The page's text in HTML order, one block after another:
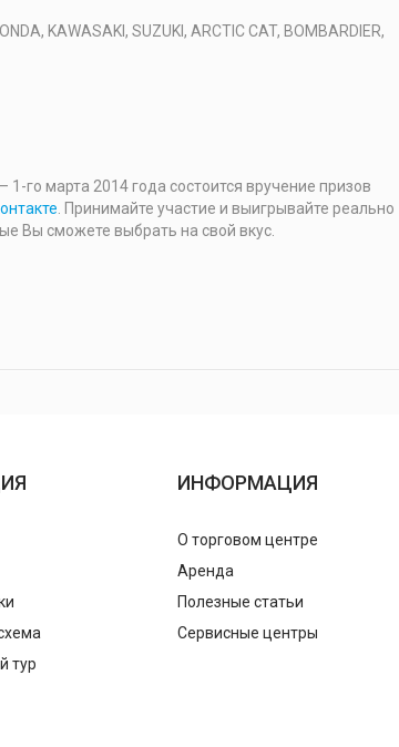
KAWASAKI, SUZUKI, ARCTIC CAT, BOMBARDIER,
1-го марта 2014 года состоится вручение призов
. Принимайте участие и выигрывайте реально
Вы сможете выбрать на свой вкус.
тур
ИНФОРМАЦИЯ
О торговом центре
Аренда
Полезные статьи
Сервисные центры